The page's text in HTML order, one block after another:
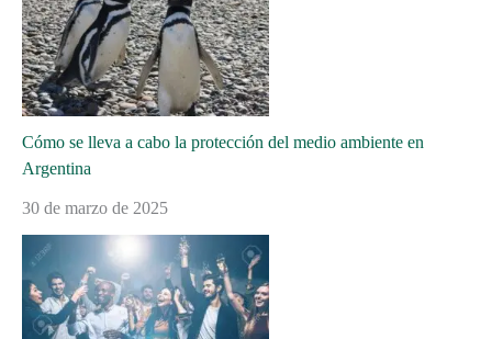
Cómo se lleva a cabo la protección del medio ambiente en
Argentina
30 de marzo de 2025